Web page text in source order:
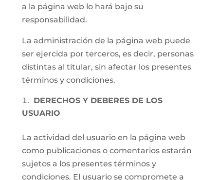
a la página web lo hará bajo su
responsabilidad.
La administración de la página web puede
ser ejercida por terceros, es decir, personas
distintas al titular, sin afectar los presentes
términos y condiciones.
DERECHOS Y DEBERES DE LOS
USUARIO
La actividad del usuario en la página web
como publicaciones o comentarios estarán
sujetos a los presentes términos y
condiciones. El usuario se compromete a